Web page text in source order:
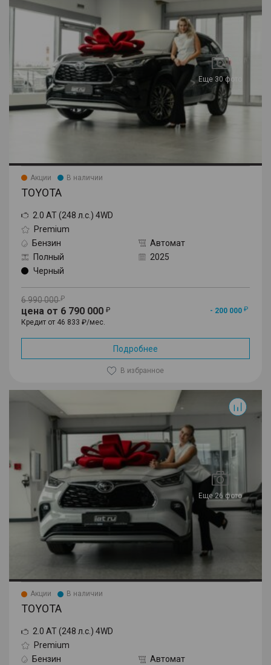
Еще 30 фото
Акции В наличии
TOYOTA
2.0 AT (248 л.с.) 4WD
Premium
Бензин
Автомат
Полный
2025
Черный
6 990 000
цена от 6 790 000
- 200 000
Кредит от 46 833 ₽/мес.
Подробнее
В избранное
Еще 26 фото
Акции В наличии
TOYOTA
2.0 AT (248 л.с.) 4WD
Premium
Бензин
Автомат